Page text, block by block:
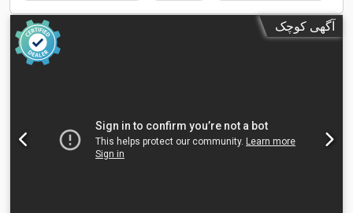
آگهی کوچک